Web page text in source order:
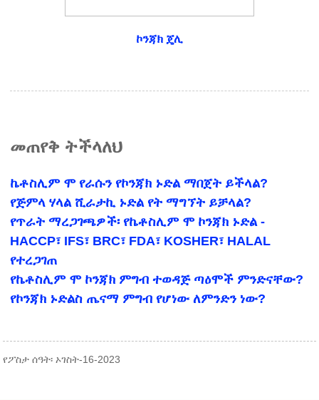
ኮንጃክ ጄሊ
መጠየቅ ትችላለህ
ኬቶስሊም ሞ የራሱን የኮንጃክ ኑድል ማበጀት ይችላል?
የጅምላ ሃላል ሺራታኪ ኑድል የት ማግኘት ይቻላል?
የጥራት ማረጋገጫዎች፡ የኬቶስሊም ሞ ኮንጃክ ኑድል -
HACCP፣ IFS፣ BRC፣ FDA፣ KOSHER፣ HALAL
የተረጋገጠ
የኬቶስሊም ሞ ኮንጃክ ምግብ ተወዳጅ ጣዕሞች ምንድናቸው?
የኮንጃክ ኑድልስ ጤናማ ምግብ የሆነው ለምንድን ነው?
የፖስታ ሰዓት፡ ኦገስት-16-2023